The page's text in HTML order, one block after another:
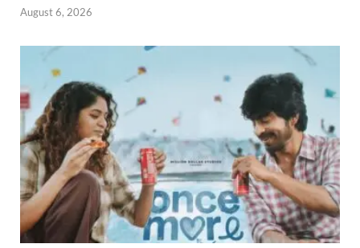
August 6, 2026